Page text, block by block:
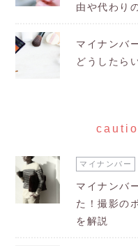
由や代わり
マイナンバ
どうしたら
マイナンバー
マイナンバ
た！撮影の
を解説